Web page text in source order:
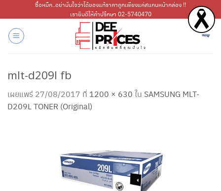
ไป
เนื้อหา
ซื้อหมึก..อย่ามั่นใจว่าได้ของแท้ราคาถูกเพียงแค่สแกนหน้ากล่อง !!
เรายินดีให้คำปรึกษา 02-5740470
mlt-d209l fb
เผยแพร่ 27/08/2017 ที่ 1200 × 630 ใน SAMSUNG MLT-
D209L TONER (Original)